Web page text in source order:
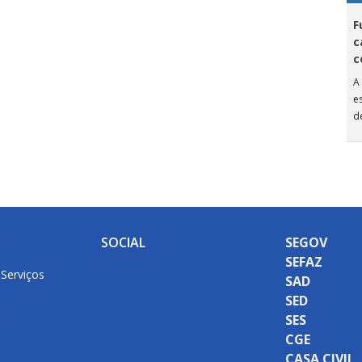
SOCIAL
SEGOV
SEFAZ
SAD
SED
SES
CGE